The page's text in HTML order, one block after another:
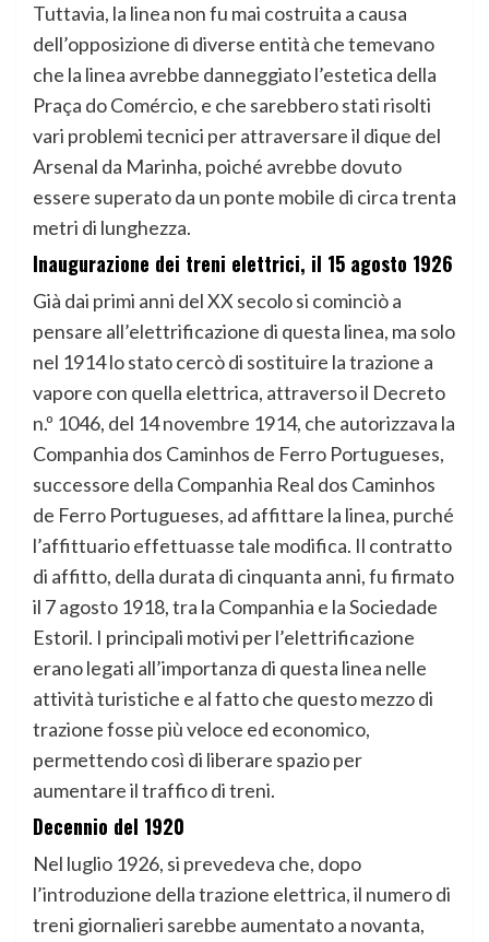
Tuttavia, la linea non fu mai costruita a causa
dell’opposizione di diverse entità che temevano
che la linea avrebbe danneggiato l’estetica della
Praça do Comércio, e che sarebbero stati risolti
vari problemi tecnici per attraversare il dique del
Arsenal da Marinha, poiché avrebbe dovuto
essere superato da un ponte mobile di circa trenta
metri di lunghezza.
Inaugurazione dei treni elettrici, il 15 agosto 1926
Già dai primi anni del XX secolo si cominciò a
pensare all’elettrificazione di questa linea, ma solo
nel 1914 lo stato cercò di sostituire la trazione a
vapore con quella elettrica, attraverso il Decreto
n.º 1046, del 14 novembre 1914, che autorizzava la
Companhia dos Caminhos de Ferro Portugueses,
successore della Companhia Real dos Caminhos
de Ferro Portugueses, ad affittare la linea, purché
l’affittuario effettuasse tale modifica. Il contratto
di affitto, della durata di cinquanta anni, fu firmato
il 7 agosto 1918, tra la Companhia e la Sociedade
Estoril. I principali motivi per l’elettrificazione
erano legati all’importanza di questa linea nelle
attività turistiche e al fatto che questo mezzo di
trazione fosse più veloce ed economico,
permettendo così di liberare spazio per
aumentare il traffico di treni.
Decennio del 1920
Nel luglio 1926, si prevedeva che, dopo
l’introduzione della trazione elettrica, il numero di
treni giornalieri sarebbe aumentato a novanta,